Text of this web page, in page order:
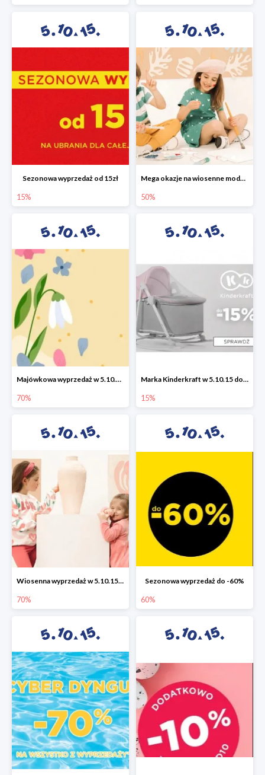
Sezonowa wyprzedaż od 15zł
15%
Mega okazje na wiosenne modele w 5.10.15 do -50%
50%
Majówkowa wyprzedaż w 5.10.15 do -70%
70%
Marka Kinderkraft w 5.10.15 do -15%
15%
Wiosenna wyprzedaż w 5.10.15 do -70%
70%
Sezonowa wyprzedaż do -60%
60%